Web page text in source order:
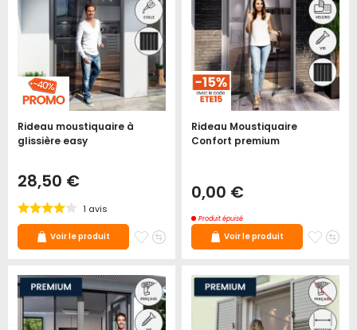
Rideau moustiquaire à
glissière easy
28,50 €
1 avis
Voir le produit
Ajouter
favoris
Ajouter
Rideau Moustiquaire
Confort premium
0,00 €
Produit épuisé
Voir le produit